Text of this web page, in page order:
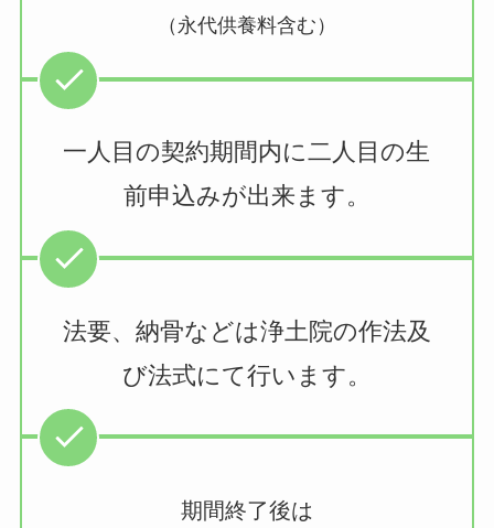
（永代供養料含む）
一人目の契約期間内に二人目の生
前申込みが出来ます。
法要、納骨などは浄土院の作法及
び法式にて行います。
期間終了後は